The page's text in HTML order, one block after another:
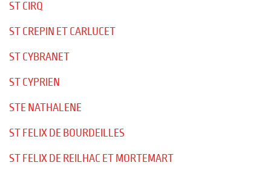
ST CIRQ
ST CREPIN ET CARLUCET
ST CYBRANET
ST CYPRIEN
STE NATHALENE
ST FELIX DE BOURDEILLES
ST FELIX DE REILHAC ET MORTEMART